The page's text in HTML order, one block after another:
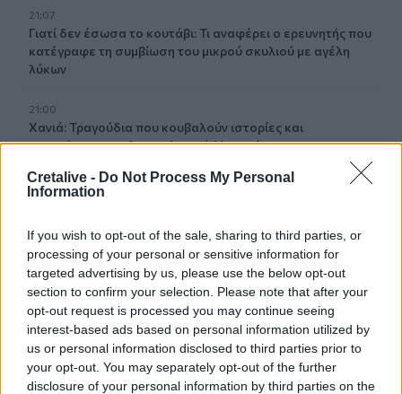
Cretalive - Do Not Process My Personal
Information
If you wish to opt-out of the sale, sharing to third parties, or
processing of your personal or sensitive information for
targeted advertising by us, please use the below opt-out
section to confirm your selection. Please note that after your
opt-out request is processed you may continue seeing
interest-based ads based on personal information utilized by
us or personal information disclosed to third parties prior to
your opt-out. You may separately opt-out of the further
disclosure of your personal information by third parties on the
21:07
Γιατί δεν έσωσα το κουτάβι: Τι αναφέρει ο ερευνητής που
κατέγραφε τη συμβίωση του μικρού σκυλιού με αγέλη
λύκων
21:00
Χανιά: Τραγούδια που κουβαλούν ιστορίες και
αναμνήσεις στο Αρχαιολογικό Μουσείο
20:49
20:42
Νορβηγία: Μυστηριώδεις θάνατοι ταράνδων δημιουργούν
ερωτηματικά
20:29
Ιεράπετρα: Χειροπέδες σε 20χρονο φερόμενο διακινητή
για την «καραβιά» με τους 45 μετανάστες